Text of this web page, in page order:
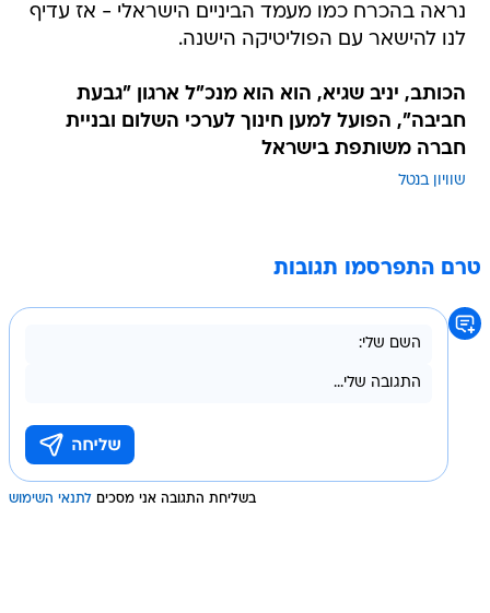
נראה בהכרח כמו מעמד הביניים הישראלי - אז עדיף
לנו להישאר עם הפוליטיקה הישנה.
הכותב, יניב שגיא, הוא הוא מנכ"ל ארגון "גבעת
חביבה", הפועל למען חינוך לערכי השלום ובניית
חברה משותפת בישראל
שוויון בנטל
טרם התפרסמו תגובות
בשליחת התגובה אני מסכים לתנאי השימוש